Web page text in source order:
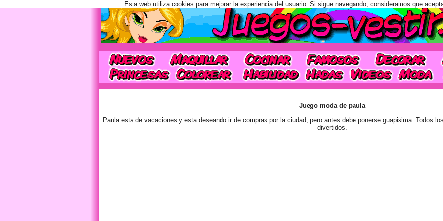
Juego moda de paula
Paula esta de vacaciones y esta deseando ir de compras por la ciudad, pero antes debe ponerse guapisima. Todos
divertidos.
Esta web utiliza cookies para mejorar la experiencia del usuario. Si sigue navegando, consideramos que